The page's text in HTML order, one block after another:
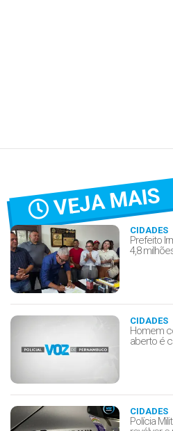
VEJA MAIS
CIDADES
Prefeito
4,8
CIDADES
Homem
aberto é
CIDADES
Polícia